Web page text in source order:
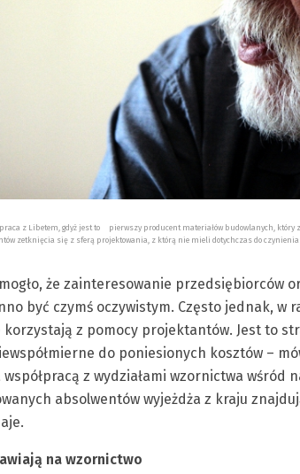
z Libetem, gdyż jest to pierwszy producent materiałów budowlanych, który
zetknięcia się z sferą projektowania, z którą nie mieli dotychczas do czynienia
że zainteresowanie przedsiębiorców
być czymś oczywistym. Często jednak, w
z pomocy projektantów. Jest to
do poniesionych kosztów –
z wydziałami wzornictwa wśród
absolwentów wyjeżdża z kraju
na wzornictwo